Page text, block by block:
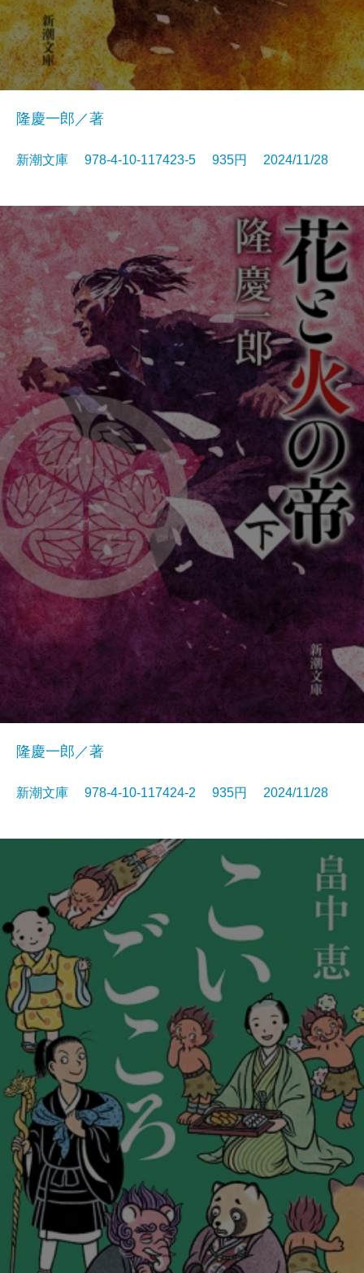
隆慶一郎／著
新潮文庫 978-4-10-117423-5 935円 2024/11/28
隆慶一郎／著
新潮文庫 978-4-10-117424-2 935円 2024/11/28